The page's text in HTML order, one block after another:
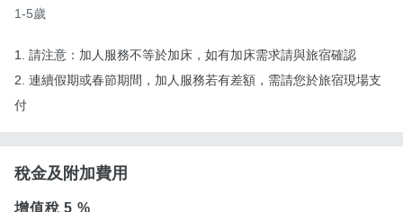
1-5歲
1. 請注意：加人服務不等於加床，如有加床需求請與旅宿確認
2. 連續假期或春節期間，加人服務若有差額，需請您於旅宿現場支
付
稅金及附加費用
增值稅5 %